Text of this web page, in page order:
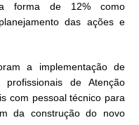
forma de 12% como
das ações e
a implementação de
de Atenção
com pessoal técnico para
da construção do novo